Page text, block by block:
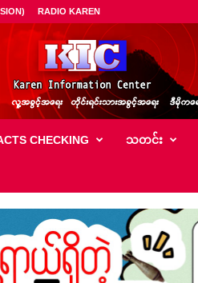
RADIO KAREN
CHECKING သတင်း